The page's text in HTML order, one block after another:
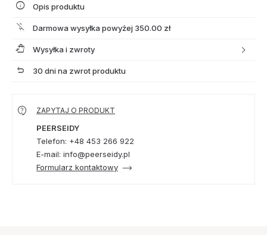
Opis produktu
Darmowa wysyłka powyżej 350.00 zł
Wysyłka i zwroty
30 dni na zwrot produktu
ZAPYTAJ O PRODUKT
PEERSEIDY
Telefon: +48 453 266 922
E-mail: info@peerseidy.pl
Formularz kontaktowy